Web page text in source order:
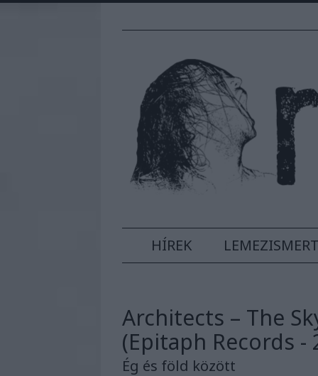
HÍREK
Architects – The
(Epitaph Records -
Ég és föld között